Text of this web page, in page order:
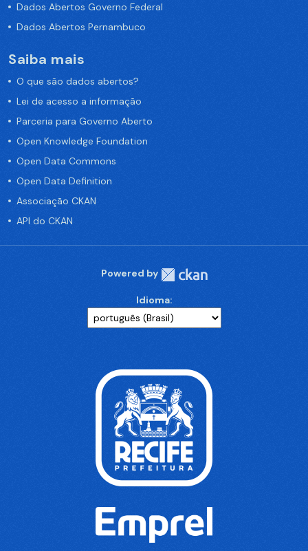
Dados Abertos Governo Federal
Dados Abertos Pernambuco
Saiba mais
O que são dados abertos?
Lei de acesso a informação
Parceria para Governo Aberto
Open Knowledge Foundation
Open Data Commons
Open Data Definition
Associação CKAN
API do CKAN
Powered by
Idioma